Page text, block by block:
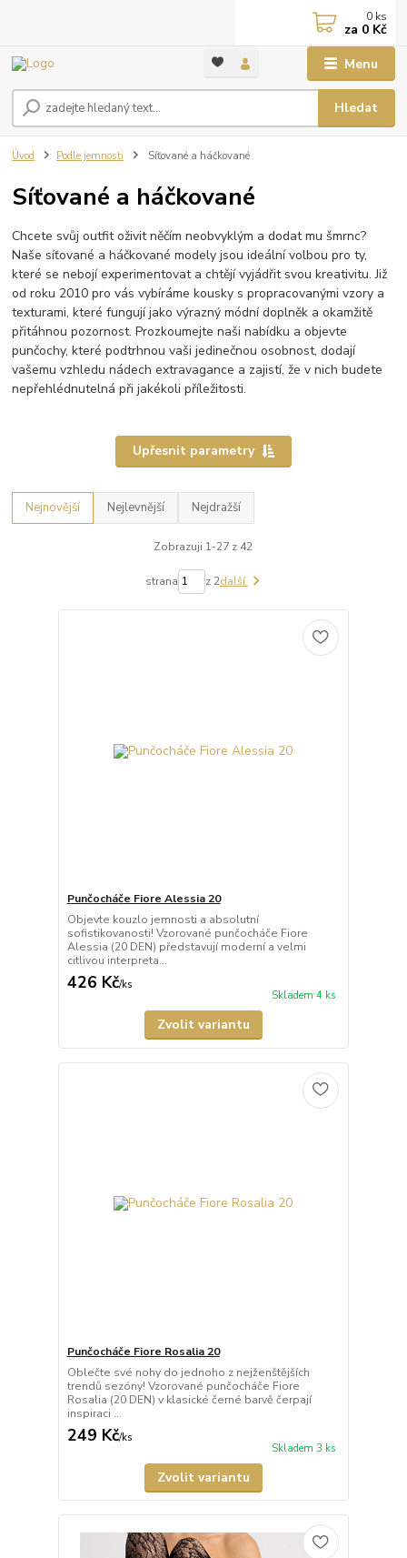
Menu
Hledat
0 ks
za 0 Kč
Úvod Podle jemnosti Síťované a háčkované
Síťované a háčkované
Chcete svůj outfit oživit něčím neobvyklým a dodat mu šmrnc?
Naše síťované a háčkované modely jsou ideální volbou pro ty,
které se nebojí experimentovat a chtějí vyjádřit svou kreativitu. Již
od roku 2010 pro vás vybíráme kousky s propracovanými vzory a
texturami, které fungují jako výrazný módní doplněk a okamžitě
přitáhnou pozornost. Prozkoumejte naši nabídku a objevte
punčochy, které podtrhnou vaši jedinečnou osobnost, dodají
vašemu vzhledu nádech extravagance a zajistí, že v nich budete
nepřehlédnutelná při jakékoli příležitosti.
Upřesnit parametry
Nejnovější Nejlevnější Nejdražší
Zobrazuji 1-27 z 42
strana z 2další
Punčocháče Fiore Alessia 20
Objevte kouzlo jemnosti a absolutní
sofistikovanosti! Vzorované punčocháče Fiore
Alessia (20 DEN) představují moderní a velmi
citlivou interpreta...
426 Kč/ks
Skladem 4 ks
Zvolit variantu
Punčocháče Fiore Rosalia 20
Oblečte své nohy do jednoho z nejženštějších
trendů sezóny! Vzorované punčocháče Fiore
Rosalia (20 DEN) v klasické černé barvě čerpají
inspiraci ...
249 Kč/ks
Skladem 3 ks
Zvolit variantu